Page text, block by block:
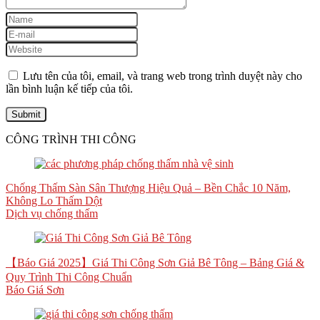
Lưu tên của tôi, email, và trang web trong trình duyệt này cho
lần bình luận kế tiếp của tôi.
CÔNG TRÌNH THI CÔNG
Chống Thấm Sàn Sân Thượng Hiệu Quả – Bền Chắc 10 Năm,
Không Lo Thấm Dột
Dịch vụ chống thấm
【Báo Giá 2025】Giá Thi Công Sơn Giả Bê Tông – Bảng Giá &
Quy Trình Thi Công Chuẩn
Báo Giá Sơn